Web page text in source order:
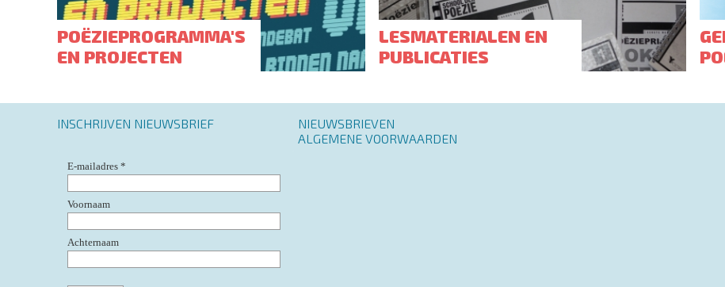
POËZIEPROGRAMMA'S
EN PROJECTEN
LESMATERIALEN EN
PUBLICATIES
Footer
menu
NIEUWSBRIEVEN
ALGEMENE VOORWAARDEN
INSCHRIJVEN NIEUWSBRIEF